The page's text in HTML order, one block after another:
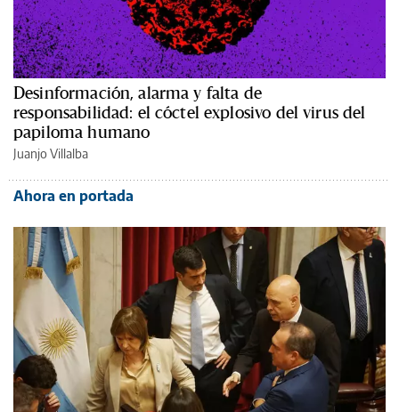
Desinformación, alarma y falta de
responsabilidad: el cóctel explosivo del virus del
papiloma humano
Juanjo Villalba
Ahora en portada